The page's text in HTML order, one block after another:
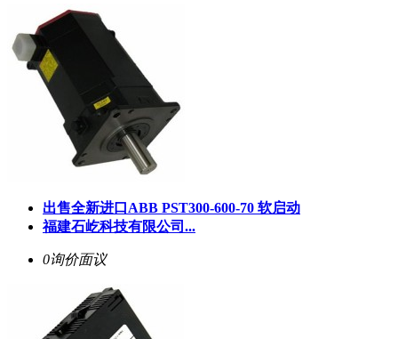
出售全新进口ABB PST300-600-70 软启动
福建石屹科技有限公司...
0询价面议